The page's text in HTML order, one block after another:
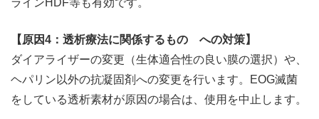
ラインHDF等も有効です。
【原因4：透析療法に関係するもの への対策】
ダイアライザーの変更（生体適合性の良い膜の選択）や、
ヘパリン以外の抗凝固剤への変更を行います。EOG滅菌
をしている透析素材が原因の場合は、使用を中止します。